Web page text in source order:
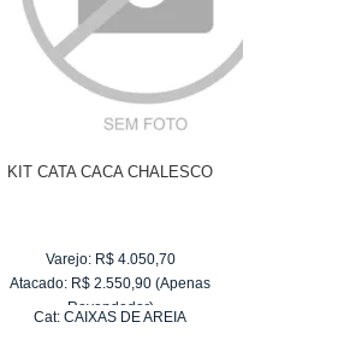
KIT CATA CACA CHALESCO
Varejo: R$ 4.050,70
Atacado: R$ 2.550,90 (Apenas
Revendedor)
Cat:CAIXAS DE AREIA